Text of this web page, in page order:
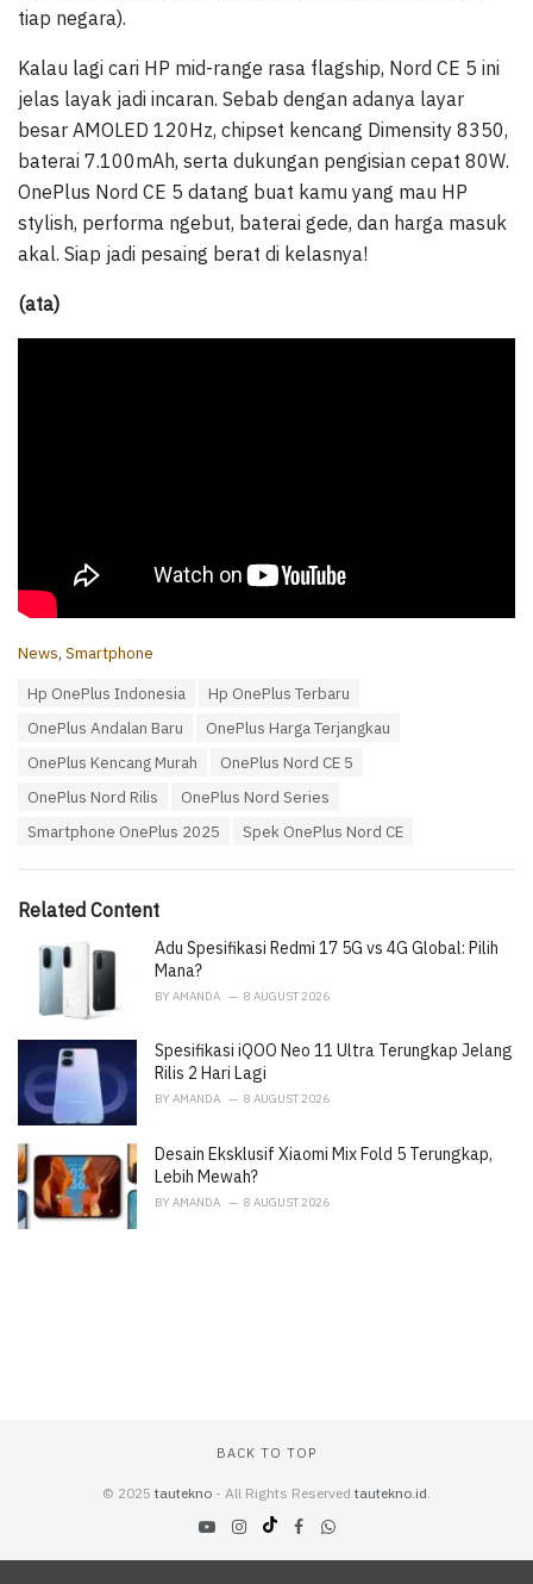
tiap negara).
Kalau lagi cari HP mid-range rasa flagship, Nord CE 5 ini
jelas layak jadi incaran. Sebab dengan adanya layar
besar AMOLED 120Hz, chipset kencang Dimensity 8350,
baterai 7.100mAh, serta dukungan pengisian cepat 80W.
OnePlus Nord CE 5 datang buat kamu yang mau HP
stylish, performa ngebut, baterai gede, dan harga masuk
akal. Siap jadi pesaing berat di kelasnya!
(ata)
C
News, Smartphone
Hp OnePlus Indonesia
Hp OnePlus Terbaru
OnePlus Andalan Baru
OnePlus Harga Terjangkau
OnePlus Kencang Murah
OnePlus Nord CE 5
OnePlus Nord Rilis
OnePlus Nord Series
Smartphone OnePlus 2025
Spek OnePlus Nord CE
Related Content
Adu Spesifikasi Redmi 17 5G vs 4G Global: Pilih
Mana?
BY AMANDA 8 AUGUST 2026
Spesifikasi iQOO Neo 11 Ultra Terungkap Jelang
Rilis 2 Hari Lagi
BY AMANDA 8 AUGUST 2026
Desain Eksklusif Xiaomi Mix Fold 5 Terungkap,
Lebih Mewah?
BY AMANDA 8 AUGUST 2026
BACK TO TOP
© 2025 tautekno - All Rights Reserved tautekno.id